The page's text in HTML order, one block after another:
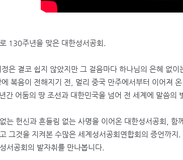
130주년을 맞은 대한성서공회.
정은 결코 쉽지 않았지만 그 걸음마다 하나님의 은혜 없이
에 복음이 전해지기 전, 멀리 중국 만주에서부터 이어져 온
간 어둠의 땅 조선과 대한민국을 넘어 전 세계에 말씀의
는 헌신과 흔들림 없는 사명을 이어온 대한성서공회, 함
그것을 지켜본 수많은 세계성서공회연합회의 증언까지.
서공회의 발자취를 만나봅니다.